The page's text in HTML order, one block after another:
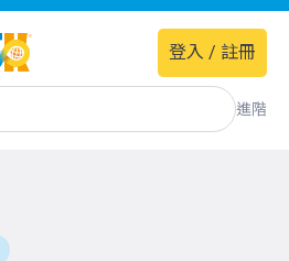
進階
登入 / 註冊